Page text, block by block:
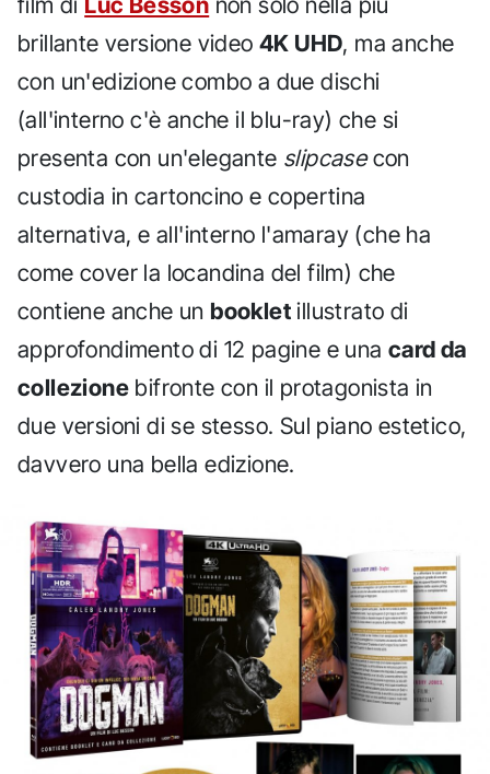
brillante versione video 4K UHD, ma anche
con un'edizione combo a due dischi
(all'interno c'è anche il blu-ray) che si
presenta con un'elegante slipcasecon
custodia in cartoncino e copertina
alternativa, e all'interno l'amaray (che ha
come cover la locandina del film) che
contiene anche un booklet illustrato di
approfondimento di 12 pagine e una card da
collezione bifronte con il protagonista in
due versioni di se stesso. Sul piano estetico,
davvero una bella edizione.